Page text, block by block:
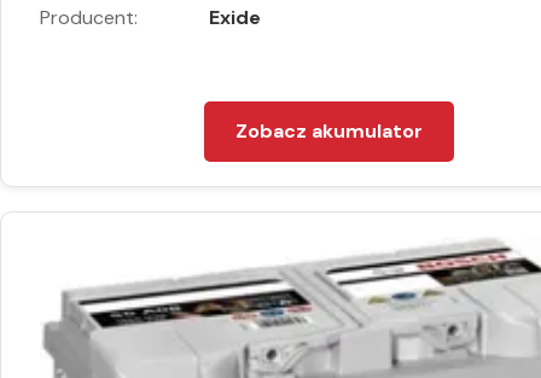
Producent: Exide
Zobacz akumulator